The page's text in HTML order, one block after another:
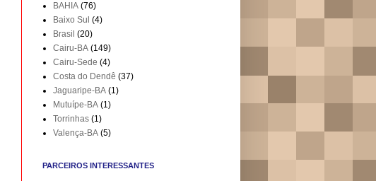
BAHIA (76)
Baixo Sul (4)
Brasil (20)
Cairu-BA (149)
Cairu-Sede (4)
Costa do Dendê (37)
Jaguaripe-BA (1)
Mutuípe-BA (1)
Torrinhas (1)
Valença-BA (5)
PARCEIROS INTERESSANTES